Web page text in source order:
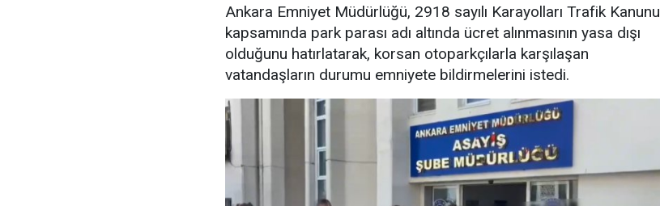
Ankara Emniyet Müdürlüğü, 2918 sayılı Karayolları Trafik Kanunu
kapsamında park parası adı altında ücret alınmasının yasa dışı
olduğunu hatırlatarak, korsan otoparkçılarla karşılaşan
vatandaşların durumu emniyete bildirmelerini istedi.